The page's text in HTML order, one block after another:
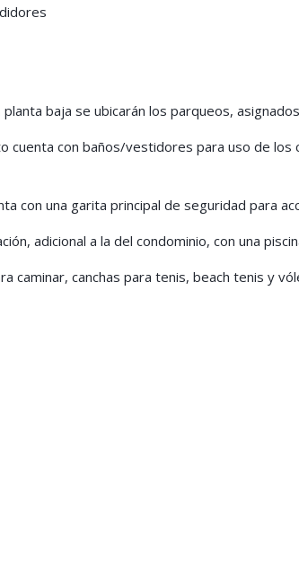
planta baja se ubicarán los parqueos,
cuenta con baños/vestidores para uso de los
con una garita principal de seguridad para
adicional a la del condominio, con una
caminar, canchas para tenis, beach tenis y